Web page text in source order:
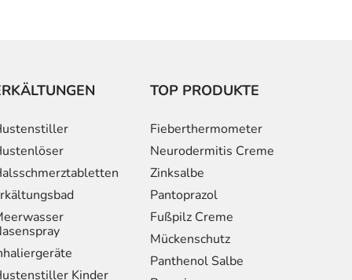
Kinder
TOP PRODUKTE
Fieberthermometer
Neurodermitis Creme
Zinksalbe
Pantoprazol
Fußpilz Creme
Mückenschutz
Panthenol Salbe